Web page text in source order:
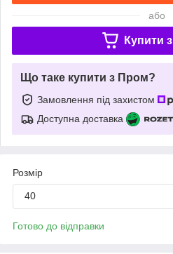
або
Купити з
Що таке купити з Пром?
Замовлення під захистом
Доступна доставка
Розмір
40
Готово до відправки